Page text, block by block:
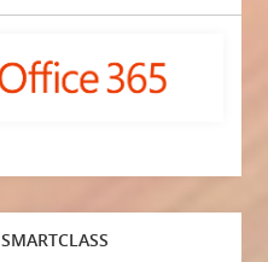
SMARTCLASS